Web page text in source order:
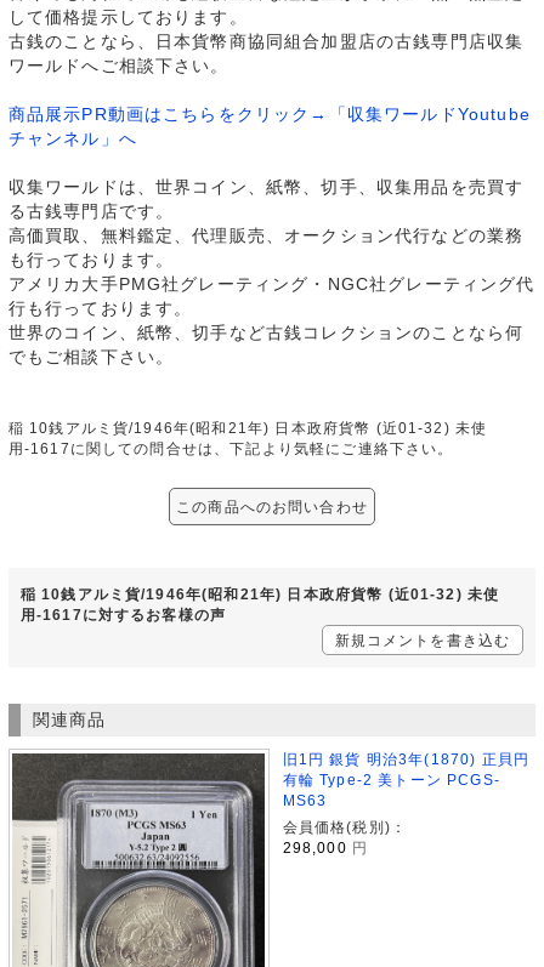
して価格提示しております。
古銭のことなら、日本貨幣商協同組合加盟店の古銭専門店収集
ワールドへご相談下さい。
商品展示PR動画はこちらをクリック→「収集ワールドYoutube
チャンネル」へ
収集ワールドは、世界コイン、紙幣、切手、収集用品を売買す
る古銭専門店です。
高価買取、無料鑑定、代理販売、オークション代行などの業務
も行っております。
アメリカ大手PMG社グレーティング・NGC社グレーティング代
行も行っております。
世界のコイン、紙幣、切手など古銭コレクションのことなら何
でもご相談下さい。
稲 10銭アルミ貨/1946年(昭和21年) 日本政府貨幣 (近01-32) 未使
用-1617に関しての問合せは、下記より気軽にご連絡下さい。
この商品へのお問い合わせ
稲 10銭アルミ貨/1946年(昭和21年) 日本政府貨幣 (近01-32) 未使
用-1617に対するお客様の声
新規コメントを書き込む
関連商品
旧1円 銀貨 明治3年(1870) 正貝円
有輪 Type-2 美トーン PCGS-
MS63
会員価格(税別)：
298,000 円